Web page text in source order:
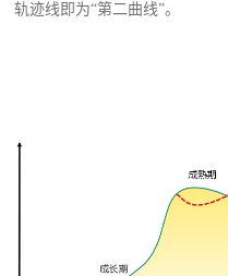
轨迹线即为“第二曲线”。